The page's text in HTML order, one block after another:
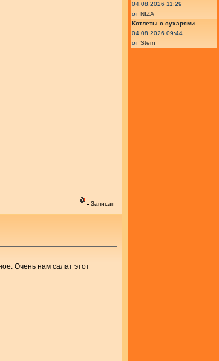
Записан
Очень нам салат этот
04.08.2026 11:29
от NIZA
Котлеты с сухарями
04.08.2026 09:44
от Stern